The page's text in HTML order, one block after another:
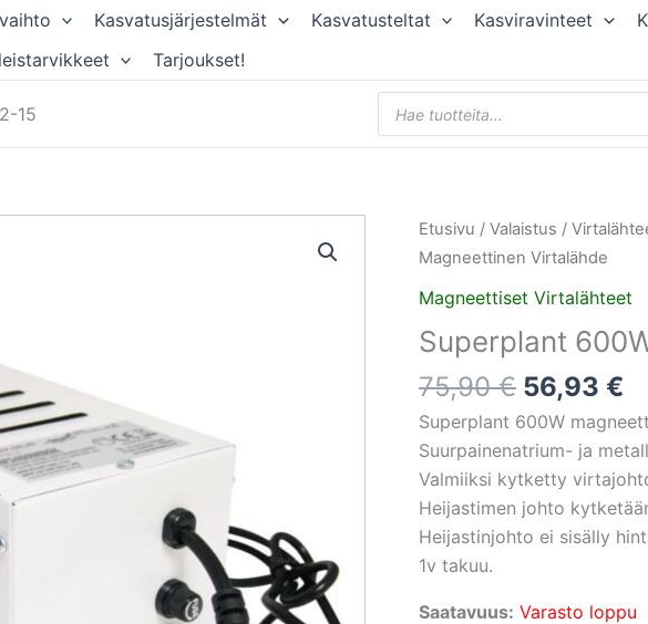
Kasvatusjärjestelmät Kasvatusteltat Kasviravinteet
Tarjoukset!
15
Products
search
Etusivu / Valaistus /
Magneettinen Virtalähde
Magneettiset Virtalähteet
Superplant
75,90€
hinta
oli:
75,90 €.
56,93 €
on:
Superplant 600W
Suurpainenatrium- ja
Valmiiksi kytketty
Heijastimen johto
Heijastinjohto ei sisälly
1v takuu.
Saatavuus: Varasto loppu